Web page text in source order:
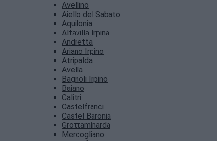
Avellino
Aiello del Sabato
Aquilonia
Altavilla Irpina
Andretta
Ariano Irpino
Atripalda
Avella
Bagnoli Irpino
Baiano
Calitri
Castelfranci
Castel Baronia
Grottaminarda
Mercogliano